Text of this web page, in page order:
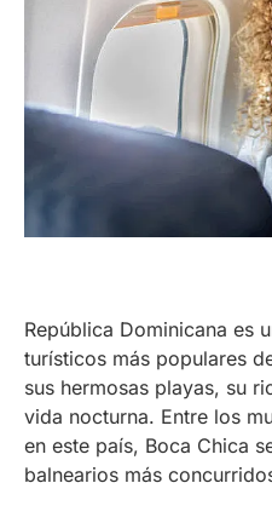
República Dominicana es
turísticos más populares
sus hermosas playas, su
vida nocturna. Entre los
en este país, Boca Chica
balnearios más